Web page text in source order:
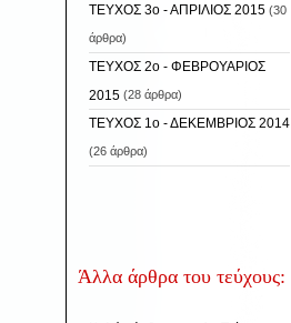
ΤΕΥΧΟΣ 3ο - ΑΠΡΙΛΙΟΣ 2015(30
άρθρα)
ΤΕΥΧΟΣ 2ο - ΦΕΒΡΟΥΑΡΙΟΣ
2015(28 άρθρα)
ΤΕΥΧΟΣ 1ο - ΔΕΚΕΜΒΡΙΟΣ 2014
(26 άρθρα)
Άλλα άρθρα του τεύχους: